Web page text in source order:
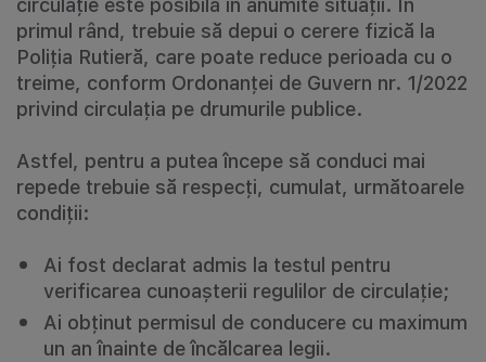
circulație este posibilă în anumite situații. În
primul rând, trebuie să depui o cerere fizică la
Poliția Rutieră, care poate reduce perioada cu o
treime, conform Ordonanței de Guvern nr. 1/2022
privind circulația pe drumurile publice.
Astfel, pentru a putea începe să conduci mai
repede trebuie să respecți, cumulat, următoarele
condiții:
Ai fost declarat admis la testul pentru
verificarea cunoașterii regulilor de circulație;
Ai obținut permisul de conducere cu maximum
un an înainte de încălcarea legii.